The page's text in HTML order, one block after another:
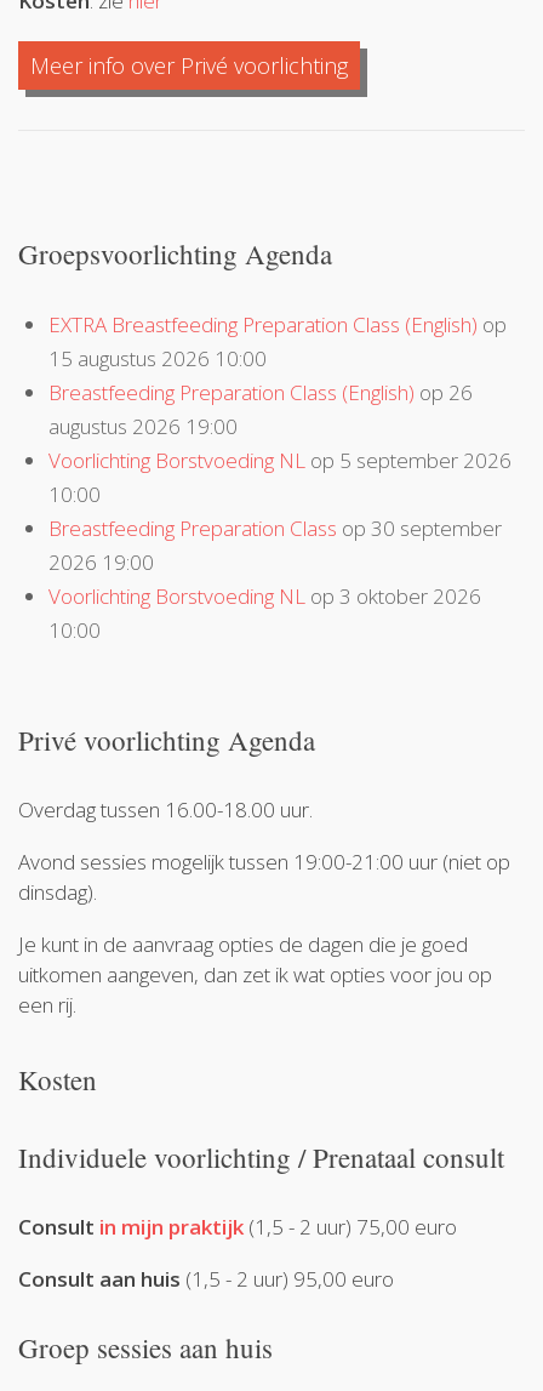
Meer info over Privé voorlichting
Groepsvoorlichting Agenda
EXTRA Breastfeeding Preparation Class (English) op
15 augustus 2026 10:00
Breastfeeding Preparation Class (English) op 26
augustus 2026 19:00
Voorlichting Borstvoeding NL op 5 september 2026
10:00
Breastfeeding Preparation Class op 30 september
2026 19:00
Voorlichting Borstvoeding NL op 3 oktober 2026
10:00
Privé voorlichting Agenda
Overdag tussen 16.00-18.00 uur.
Avond sessies mogelijk tussen 19:00-21:00 uur (niet op
dinsdag).
Je kunt in de aanvraag opties de dagen die je goed
uitkomen aangeven, dan zet ik wat opties voor jou op
een rij.
Kosten
Individuele voorlichting / Prenataal consult
Consult in mijn praktijk (1,5 - 2 uur) 75,00 euro
Consult aan huis (1,5 - 2 uur) 95,00 euro
Groep sessies aan huis